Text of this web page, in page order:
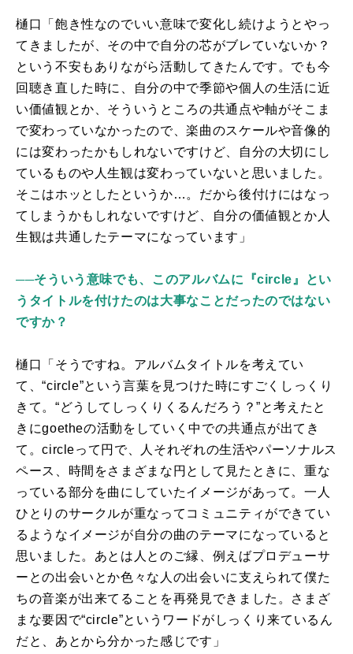
樋口「飽き性なのでいい意味で変化し続けようとやっ
てきましたが、その中で自分の芯がブレていないか？
という不安もありながら活動してきたんです。でも今
回聴き直した時に、自分の中で季節や個人の生活に近
い価値観とか、そういうところの共通点や軸がそこま
で変わっていなかったので、楽曲のスケールや音像的
には変わったかもしれないですけど、自分の大切にし
ているものや人生観は変わっていないと思いました。
そこはホッとしたというか…。だから後付けにはなっ
てしまうかもしれないですけど、自分の価値観とか人
生観は共通したテーマになっています」
──そういう意味でも、このアルバムに『circle』とい
うタイトルを付けたのは大事なことだったのではない
ですか？
樋口「そうですね。アルバムタイトルを考えてい
て、“circle”という言葉を見つけた時にすごくしっくり
きて。“どうしてしっくりくるんだろう？”と考えたと
きにgoetheの活動をしていく中での共通点が出てき
て。circleって円で、人それぞれの生活やパーソナルス
ペース、時間をさまざまな円として見たときに、重な
っている部分を曲にしていたイメージがあって。一人
ひとりのサークルが重なってコミュニティができてい
るようなイメージが自分の曲のテーマになっていると
思いました。あとは人とのご縁、例えばプロデューサ
ーとの出会いとか色々な人の出会いに支えられて僕た
ちの音楽が出来てることを再発見できました。さまざ
まな要因で“circle”というワードがしっくり来ているん
だと、あとから分かった感じです」